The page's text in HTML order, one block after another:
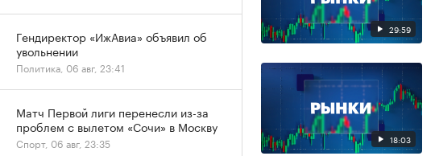
29:59
18:03
Гендиректор «ИжАвиа» объявил об
увольнении
Политика, 06 авг, 23:41
Матч Первой лиги перенесли из-за
проблем с вылетом «Сочи» в Москву
Спорт, 06 авг, 23:35